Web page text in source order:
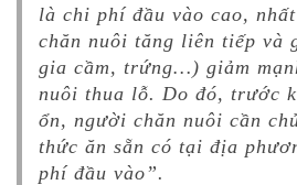
là chi phí đầu vào cao,
chăn nuôi tăng liên tiếp và
gia cầm, trứng…) giảm
nuôi thua lỗ. Do đó, trước
ổn, người chăn nuôi cần
thức ăn sẵn có tại địa
phí đầu vào”.